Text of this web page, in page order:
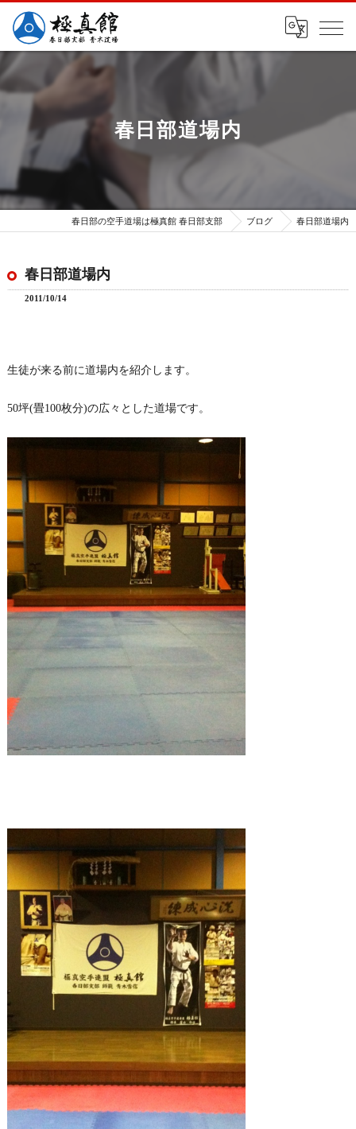
春日部道場内
春日部の空手道場は極真館 春日部支部 ブログ 春日部道場内
春日部道場内
2011/10/14
生徒が来る前に道場内を紹介します。
50坪(畳100枚分)の広々とした道場です。